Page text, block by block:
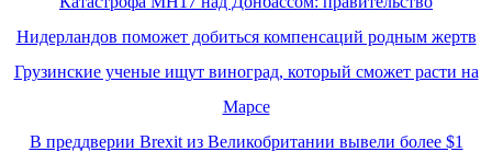
Нидерландов поможет добиться компенсаций родным жертв
Грузинские ученые ищут виноград, который сможет расти на
Марсе
В преддверии Brexit из Великобритании вывели более $1